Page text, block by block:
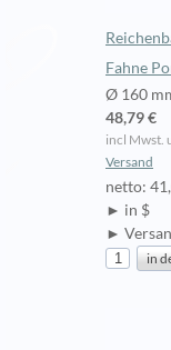
Fahne
Ø 160
48,79 €
incl Mwst.
Versand
netto:
► in $
►